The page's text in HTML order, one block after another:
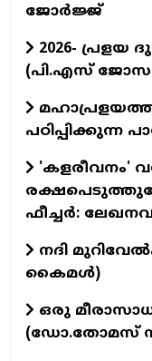
ജോർജ്ജ്
2026- പ്രളയ
(പി.എസ്
'കളരീവനം'
ഫീച്ചര്‍:
നദി
കൈമൾ)
ഒരു
(ഡോ.തോമസ്